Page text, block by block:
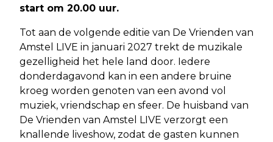
start om 20.00 uur.
Tot aan de volgende editie van De Vrienden van
Amstel LIVE in januari 2027 trekt de muzikale
gezelligheid het hele land door. Iedere
donderdagavond kan in een andere bruine
kroeg worden genoten van een avond vol
muziek, vriendschap en sfeer. De huisband van
De Vrienden van Amstel LIVE verzorgt een
knallende liveshow, zodat de gasten kunnen